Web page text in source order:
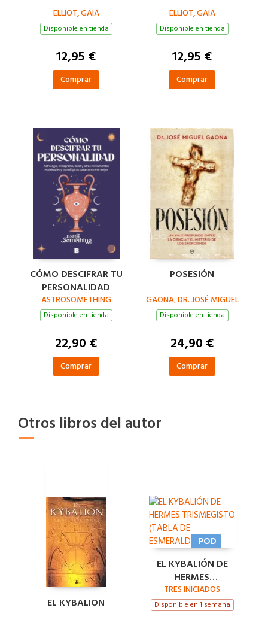
ELLIOT, GAIA
Disponible en tienda
12,95 €
Comprar
ELLIOT, GAIA
Disponible en tienda
12,95 €
Comprar
CÓMO DESCIFRAR TU
PERSONALIDAD
ASTROSOMETHING
Disponible en tienda
22,90 €
Comprar
POSESIÓN
GAONA, DR. JOSÉ MIGUEL
Disponible en tienda
24,90 €
Comprar
Otros libros del autor
EL KYBALION
POD
EL KYBALIÓN DE
HERMES
TRISMEGISTO
(TABLA DE
ESMERALDA)
TRES INICIADOS
Disponible en 1 semana